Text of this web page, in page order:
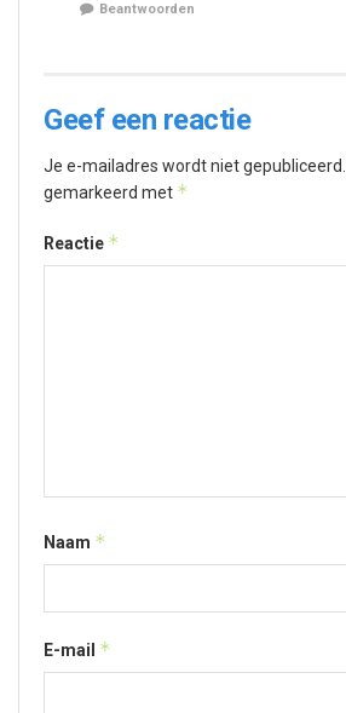
Beantwoorden
Geef een reactie
Je e-mailadres wordt niet gepubliceerd.
gemarkeerd met *
Reactie *
Naam *
E-mail *